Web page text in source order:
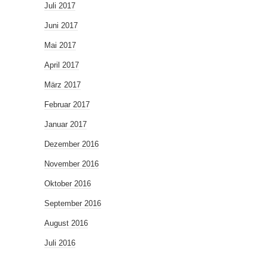
Juli 2017
Juni 2017
Mai 2017
April 2017
März 2017
Februar 2017
Januar 2017
Dezember 2016
November 2016
Oktober 2016
September 2016
August 2016
Juli 2016